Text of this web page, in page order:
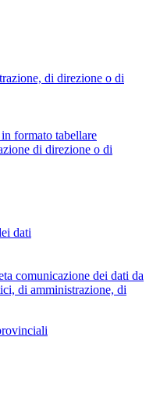
di direzione o di
formato tabellare
di direzione o di
dati
comunicazione dei dati da
di amministrazione, di